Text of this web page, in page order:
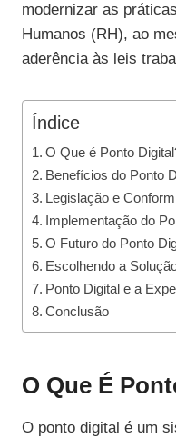
modernizar as
Humanos (RH), ao
aderência às leis
Índice
O Que é Ponto
Benefícios do Ponto
Legislação e
Implementação do
O Futuro do Ponto
Escolhendo a
Ponto Digital e a
Conclusão
O Que É
O ponto digital é um